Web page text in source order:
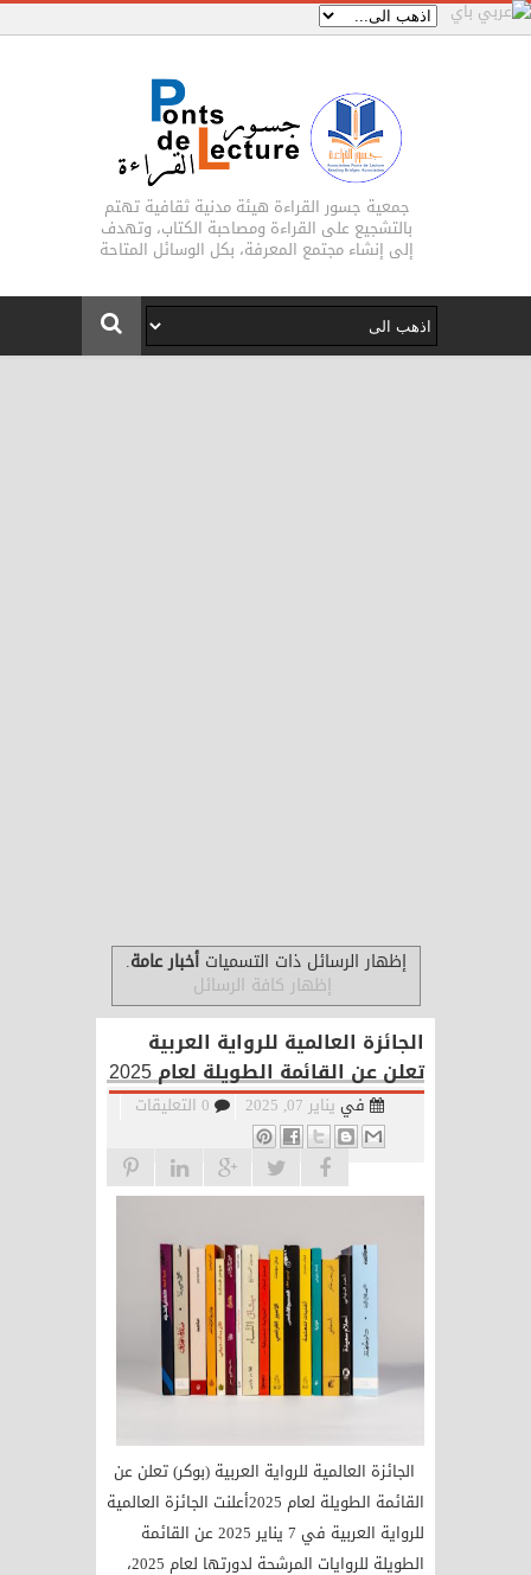
جمعية جسور القراءة هيئة مدنية ثقافية تهتم
بالتشجيع على القراءة ومصاحبة الكتاب، وتهدف
إلى إنشاء مجتمع المعرفة، بكل الوسائل المتاحة
‏إظهار الرسائل ذات التسمياتأخبار عامة.
إظهار كافة الرسائل
الجائزة العالمية للرواية العربية
تعلن عن القائمة الطويلة لعام 2025
في يناير 07, 2025 0 التعليقات
الجائزة العالمية للرواية العربية (بوكر) تعلن عن
القائمة الطويلة لعام 2025أعلنت الجائزة العالمية
للرواية العربية في 7 يناير 2025 عن القائمة
الطويلة للروايات المرشحة لدورتها لعام 2025،